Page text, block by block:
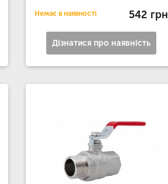
Немає в наявності 542 грн
Дізнатися про наявність